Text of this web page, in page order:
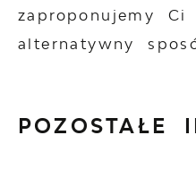
zaproponujemy
alternatywny
POZOSTAŁE